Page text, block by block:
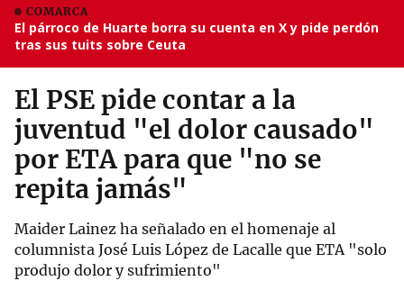
COMARCA
El párroco de Huarte borra su cuenta en X y pide perdón
tras sus tuits sobre Ceuta
El PSE pide contar a la
juventud "el dolor causado"
por ETA para que "no se
repita jamás"
Maider Lainez ha señalado en el homenaje al
columnista José Luis López de Lacalle que ETA "solo
produjo dolor y sufrimiento"